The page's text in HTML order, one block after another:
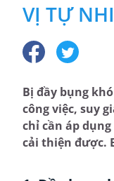
VỊ TỰ
Bị đầy bụng
công việc, suy
chỉ cần áp
cải thiện được.